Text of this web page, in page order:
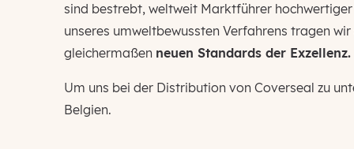
sind bestrebt, weltweit Marktführer
unseres umweltbewussten Verfahrens tragen
gleichermaßen neuen Standards der Exzellenz.
Um uns bei der Distribution von Coverseal zu
Belgien.